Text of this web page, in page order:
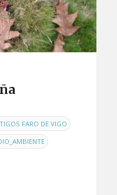
FARO DE VIGO ,